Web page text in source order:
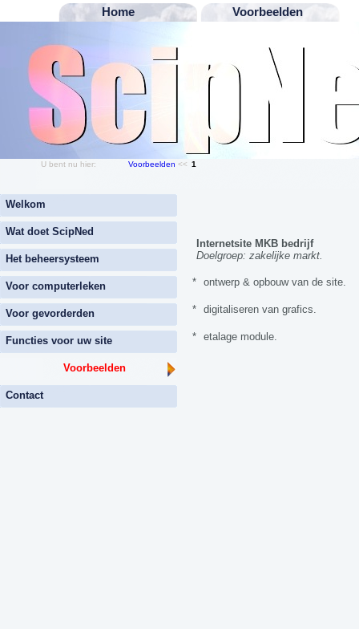
Home Voorbeelden
U bent nu hier: Voorbeelden << 1
Welkom
Wat doet ScipNed
Het beheersysteem
Voor computerleken
Voor gevorderden
Functies voor uw site
Voorbeelden
Contact
Internetsite MKB bedrijf
Doelgroep: zakelijke markt.
* ontwerp & opbouw van de site.
* digitaliseren van grafics.
* etalage module.